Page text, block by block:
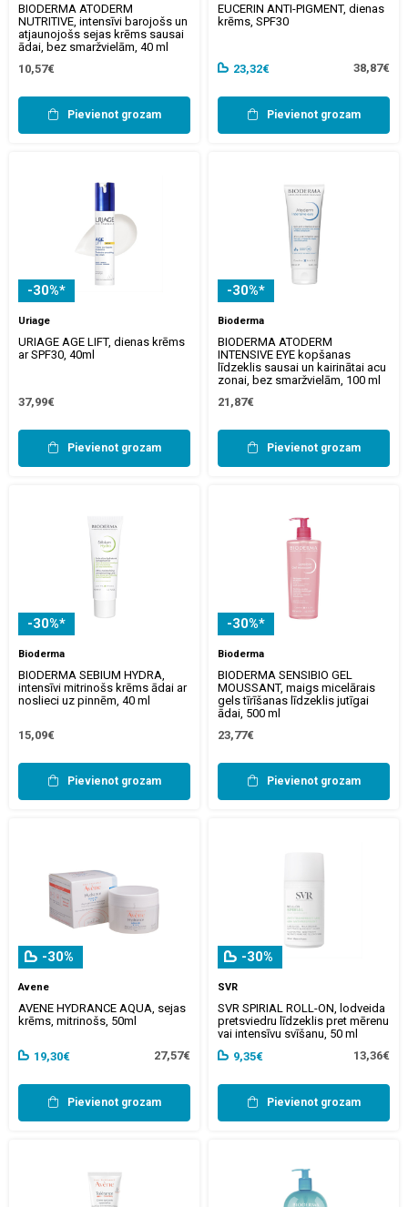
BIODERMA ATODERM
NUTRITIVE, intensīvi barojošs un
atjaunojošs sejas krēms sausai
ādai, bez smaržvielām, 40 ml
10,57€
Pievienot grozam
EUCERIN ANTI-PIGMENT, dienas
krēms, SPF30
23,32€ 38,87€
Pievienot grozam
-30%*
Uriage
URIAGE AGE LIFT, dienas krēms
ar SPF30, 40ml
37,99€
Pievienot grozam
-30%*
Bioderma
BIODERMA ATODERM
INTENSIVE EYE kopšanas
līdzeklis sausai un kairinātai acu
zonai, bez smaržvielām, 100 ml
21,87€
Pievienot grozam
-30%*
Bioderma
BIODERMA SEBIUM HYDRA,
intensīvi mitrinošs krēms ādai ar
noslieci uz pinnēm, 40 ml
15,09€
Pievienot grozam
-30%*
Bioderma
BIODERMA SENSIBIO GEL
MOUSSANT, maigs micelārais
gels tīrīšanas līdzeklis jutīgai
ādai, 500 ml
23,77€
Pievienot grozam
-30%
Avene
AVENE HYDRANCE AQUA, sejas
krēms, mitrinošs, 50ml
19,30€ 27,57€
Pievienot grozam
-30%
SVR
SVR SPIRIAL ROLL-ON, lodveida
pretsviedru līdzeklis pret mērenu
vai intensīvu svīšanu, 50 ml
9,35€
13,36€
Pievienot grozam